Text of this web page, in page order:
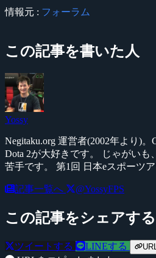
情報元 : フォーラム
この記事を書いた人
Yossy
Negitaku.org 運営者(2002年より)。
Dota 2が大好きです。 じゃがい
苦手です。 第1回 日本eスポーツ
記事一覧へ @YossyFPS
この記事をシェアする
ツイートする LINEする